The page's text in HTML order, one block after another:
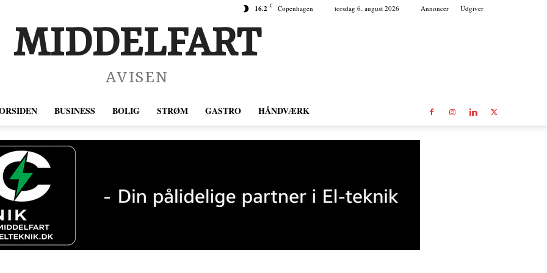
16.2 C Copenhagen torsdag 6. august 2026 Annoncer Udgiver
MIDDELFART
AVISEN
BUSINESS BOLIG STRØM GASTRO HÅNDVÆRK